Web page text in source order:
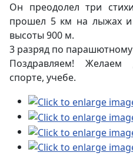
Он преодолел три
прошел 5 км на лыжах
высоты 900 м.
3 разряд по парашютному
Поздравляем! Желаем
спорте, учебе.